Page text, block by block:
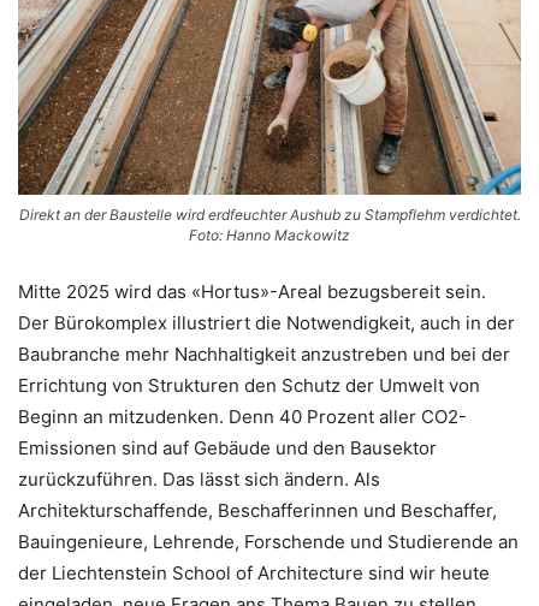
Direkt an der Baustelle wird erdfeuchter Aushub zu Stampflehm verdichtet.
Foto: Hanno Mackowitz
Mitte 2025 wird das «Hortus»-Areal bezugsbereit sein.
Der Bürokomplex illustriert die Notwendigkeit, auch in der
Baubranche mehr Nachhaltigkeit anzustreben und bei der
Errichtung von Strukturen den Schutz der Umwelt von
Beginn an mitzudenken. Denn 40 Prozent aller CO2-
Emissionen sind auf Gebäude und den Bausektor
zurückzuführen. Das lässt sich ändern. Als
Architekturschaffende, Beschafferinnen und Beschaffer,
Bauingenieure, Lehrende, Forschende und Studierende an
der Liechtenstein School of Architecture sind wir heute